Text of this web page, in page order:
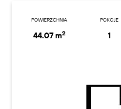
POWIERZCHNIA
44.07 m2
POKOJE
1